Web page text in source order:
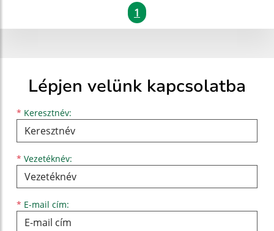
1
Lépjen velünk kapcsolatba
* Keresztnév:
Keresztnév
* Vezetéknév:
Vezetéknév
* E-mail cím:
E-mail cím